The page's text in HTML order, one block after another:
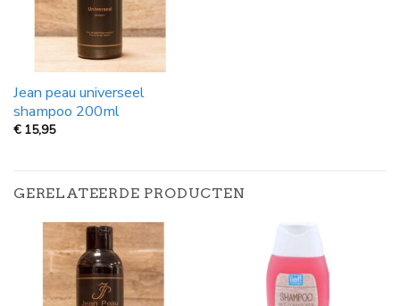
Jean peau universeel
shampoo 200ml
€ 15,95
GERELATEERDE PRODUCTEN